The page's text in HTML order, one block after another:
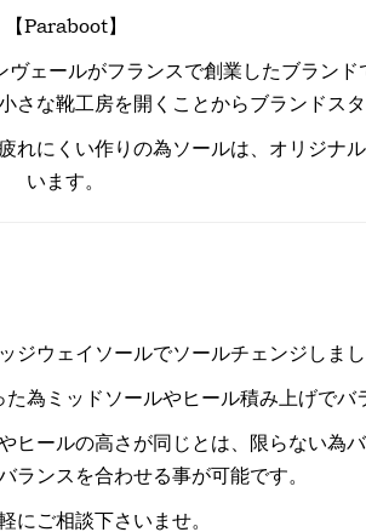
【Paraboot】
ェールがフランスで創業したブラン
さな靴工房を開くことからブランドスタ
れにくい作りの為ソールは、オリジナ
います。
ジウェイソールでソールチェンジしまし
為ミッドソールやヒール積み上げでバ
ヒールの高さが同じとは、限らない為
ランスを合わせる事が可能です。
にご相談下さいませ。